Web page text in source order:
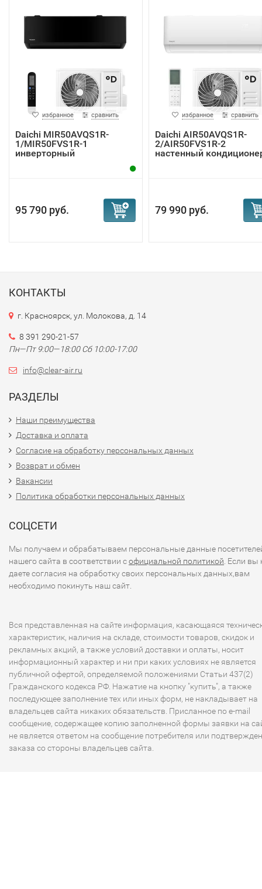
избранное сравнить
Daichi MIR50AVQS1R-
1/MIR50FVS1R-1
инверторный
95 790 руб.
избранное сравнить
Daichi AIR50AVQS1R-
2/AIR50FVS1R-2
настенный
79 990 руб.
КОНТАКТЫ
г. Красноярск, ул. Молокова, д. 14
8 391 290-21-57
Пн—Пт 9:00—18:00 Сб 10:00-17:00
info@clear-air.ru
РАЗДЕЛЫ
Наши преимущества
Доставка и оплата
Согласие на обработку персональных данных
Возврат и обмен
Вакансии
Политика обработки персональных данных
СОЦСЕТИ
Мы получаем и обрабатываем персональные данные
нашего сайта в соответствии софициальной политикой . Если вы
даете согласия на обработку своих персональных данных,вам
необходимо покинуть наш сайт.
Вся представленная на сайте информация, касающаяся
характеристик, наличия на складе, стоимости товаров, скидок и
рекламных акций, а также условий доставки и оплаты, носит
информационный характер и ни при каких условиях не является
публичной офертой, определяемой положениями Статьи 437(2)
Гражданского кодекса РФ. Нажатие на кнопку "купить", а также
последующее заполнение тех или иных форм, не накладывает на
владельцев сайта никаких обязательств. Присланное по e-mail
сообщение, содержащее копию заполненной формы заявки на
не является ответом на сообщение потребителя или
заказа со стороны владельцев сайта.